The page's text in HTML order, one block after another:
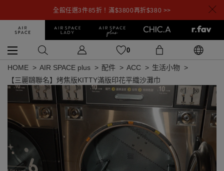
全館任選3件85折！滿$3800再折$380 >>
0
HOME AIR SPACE plus 配件 ACC
生活小物
【三麗鷗聯名】烤焦版KITTY滿版印花平織沙灘巾